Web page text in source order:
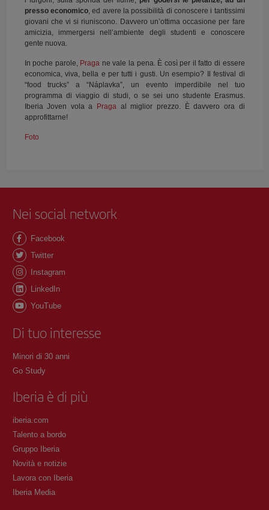
presso economico, ed avere la possibilità di conoscere i tantissimi
giovani che vi si riuniscono. Davvero un’ottima occasione per fare
amicizia, immergersi nell’ambiente degli studenti e conoscere
gente nuova.
In poche parole, Praga ne vale la pena. È così per il fatto di essere
economica, viva, bella e per tutti i gusti. Un esempio? Il festival di
“food trucks” a “Náplavka”, un evento imperdibile nel tuo
programma di viaggio di studi, o se sei uno studente Erasmus.
Iberia Joven vola a Praga al miglior prezzo. È davvero ora di
approfittarne!
Foto
Nei social network
Facebook
Twitter
Instagram
LinkedIn
YouTube
Di tuo interesse
Minori di 30 anni
Go Study
Iberia è di più
iberia.com
Talento a bordo
Gruppo Iberia
Novità e notizie
Lavora con Iberia
Iberia Media